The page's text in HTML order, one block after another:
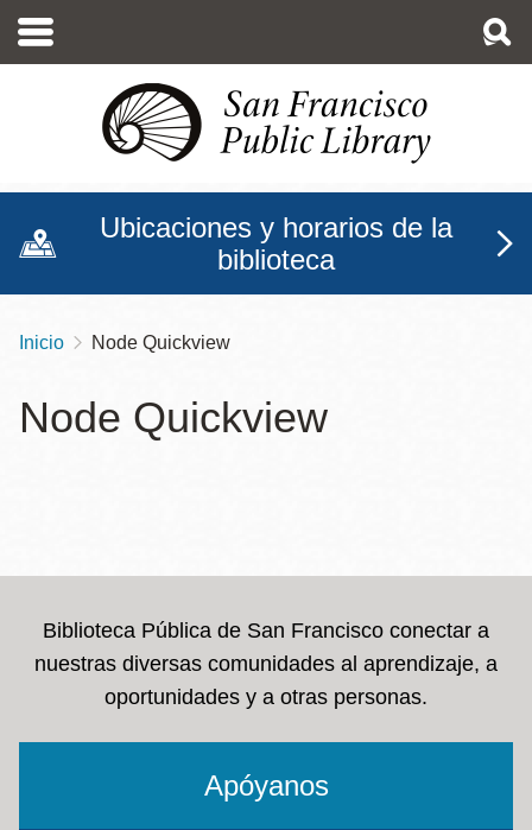
contenido
Ubicaciones y horarios de la
biblioteca
Sobrescribir
de
navegación
Inicio Node Quickview
Node Quickview
Biblioteca Pública de San Francisco conectar a
nuestras diversas comunidades al aprendizaje, a
oportunidades y a otras personas.
Apóyanos